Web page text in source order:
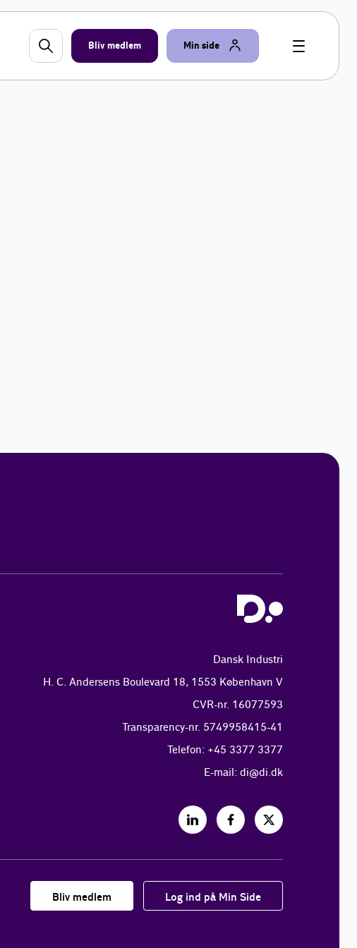
Bliv medlem Min side
Dansk Industri
H. C. Andersens Boulevard 18, 1553 København V
CVR-nr. 16077593
Transparency-nr. 5749958415-41
Telefon: +45 3377 3377
E-mail: di@di.dk
Bliv medlem Log ind på Min Side